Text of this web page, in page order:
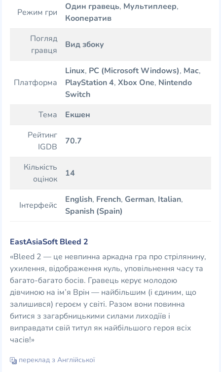
Режим гри
Один гравець, Мультиплеер,
Кооператив
Погляд
гравця
Вид збоку
Платформа
Linux, PC (Microsoft Windows), Mac,
PlayStation 4, Xbox One, Nintendo
Switch
Тема
Екшен
Рейтинг
IGDB
70.7
Кількість
оцінок
14
Інтерфейс
English, French, German, Italian,
Spanish (Spain)
EastAsiaSoft Bleed 2
«Bleed 2 — це невпинна аркадна гра про стрілянину,
ухилення, відображення куль, уповільнення часу та
багато-багато босів. Гравець керує молодою
дівчиною на ім’я Врін — найбільшим (і єдиним, що
залишився) героєм у світі. Разом вони повинна
битися з загарбницькими силами лиходіїв і
виправдати свій титул як найбільшого героя всіх
часів!»
переклад з Англійської